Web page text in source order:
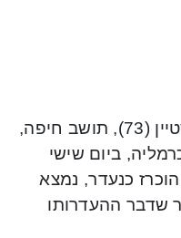
הנעדר משה בראונשטיין (73), תושב חיפה,
ביום שישי
הוכרז כנעדר, נמצא
שדבר ההעדרותו